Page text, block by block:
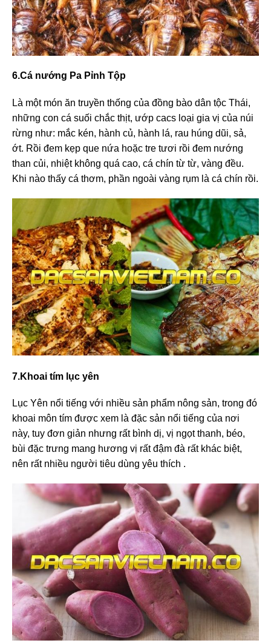
6.Cá nướng Pa Pỉnh Tộp
Là một món ăn truyền thống của đồng bào dân tộc Thái,
những con cá suối chắc thịt, ướp cacs loại gia vị của núi
rừng như: mắc kén, hành củ, hành lá, rau húng dũi, sả,
ớt. Rồi đem kẹp que nứa hoặc tre tươi rồi đem nướng
than củi, nhiệt không quá cao, cá chín từ từ, vàng đều.
Khi nào thấy cá thơm, phần ngoài vàng rụm là cá chín rồi.
7.Khoai tím lục yên
Lục Yên nổi tiếng với nhiều sản phẩm nông sản, trong đó
khoai môn tím được xem là đặc sản nổi tiếng của nơi
này, tuy đơn giản nhưng rất bình dị, vị ngọt thanh, béo,
bùi đặc trưng mang hương vị rất đậm đà rất khác biệt,
nên rất nhiều người tiêu dùng yêu thích .